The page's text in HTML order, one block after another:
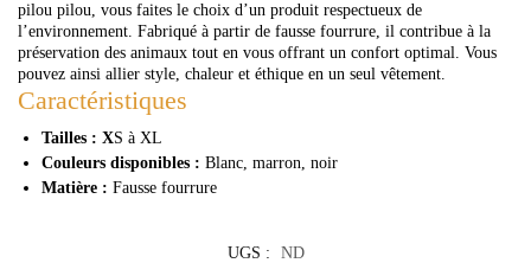
pilou pilou, vous faites le choix d’un produit respectueux de
l’environnement. Fabriqué à partir de fausse fourrure, il contribue à la
préservation des animaux tout en vous offrant un confort optimal. Vous
pouvez ainsi allier style, chaleur et éthique en un seul vêtement.
Caractéristiques
Tailles : XS à XL
Couleurs disponibles : Blanc, marron, noir
Matière : Fausse fourrure
UGS :
ND